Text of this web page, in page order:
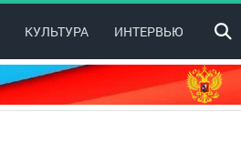
КУЛЬТУРА ИНТЕРВЬЮ